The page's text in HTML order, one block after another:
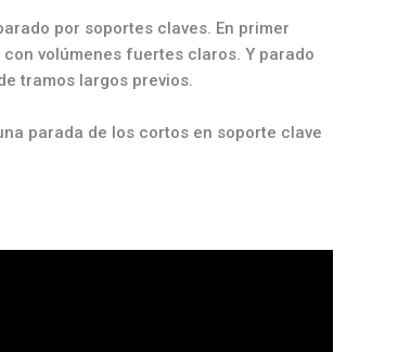
por soportes claves. En primer
volúmenes fuertes claros. Y parado
tramos largos previos.
parada de los cortos en soporte clave